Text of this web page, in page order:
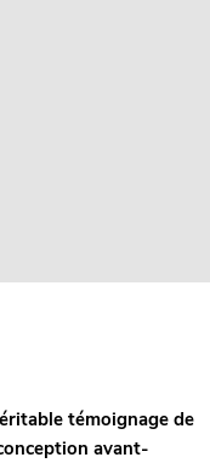
témoignage de
avant-